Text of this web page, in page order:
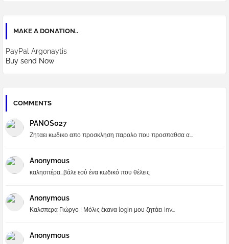
MAKE A DONATION..
PayPal Argonaytis
Buy send Now
COMMENTS
PANOS027
Ζηταει κωδικο απο προσκληση παρολο που προσπαθσα α...
Anonymous
καλησπέρα...βάλε εσύ ένα κωδικό που θέλεις
Anonymous
Καλσπερα Γιώργο ! Μόλις έκανα login μου ζητάει inv...
Anonymous